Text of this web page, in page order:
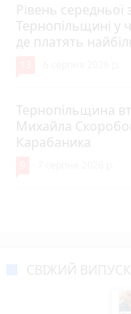
Рівень середньої
Тернопільщині у
де платять
Тернопільщина
Михайла
Карабаника